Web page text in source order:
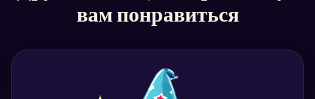
вам понравиться